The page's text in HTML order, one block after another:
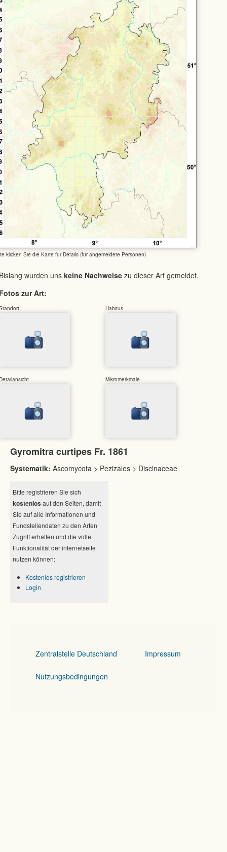
klicken Sie die Karte für Details (für angemeldete Personen)
wurden uns keine Nachweise zu dieser Art gemeldet.
zur Art:
Habitus
Mikromerkmale
Gyromitra curtipes Fr. 1861
Systematik: Ascomycota > Pezizales > Discinaceae
Bitte registrieren Sie sich
kostenlos auf den Seiten, damit
Sie auf alle Informationen und
Fundstellendaten zu den Arten
Zugriff erhalten und die volle
Funktionalität der internetseite
nutzen können:
Kostenlos registrieren
Login
Zentralstelle Deutschland Impressum
Nutzungsbedingungen